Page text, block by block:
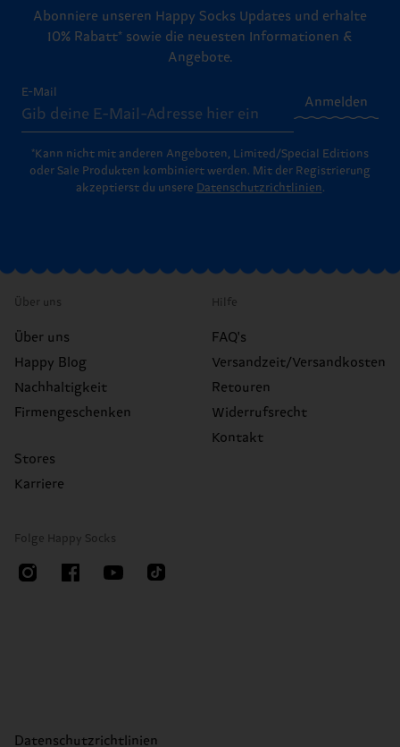
Abonniere unseren Happy Socks Updates und erhalte
10% Rabatt* sowie die neuesten Informationen &
Angebote.
E-Mail
Anmelden
*Kann nicht mit anderen Angeboten, Limited/Special Editions
oder Sale Produkten kombiniert werden. Mit der Registrierung
akzeptierst du unsere Datenschutzrichtlinien.
Über uns
Über uns
Happy Blog
Nachhaltigkeit
Firmengeschenken
Stores
Karriere
Hilfe
FAQ's
Versandzeit/Versandkosten
Retouren
Widerrufsrecht
Kontakt
Folge Happy Socks
Datenschutzrichtlinien